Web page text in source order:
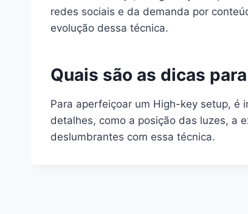
redes sociais e da demanda por
evolução dessa técnica.
Quais são as dicas
Para aperfeiçoar um High-key setup, é
detalhes, como a posição das luzes, a
deslumbrantes com essa técnica.